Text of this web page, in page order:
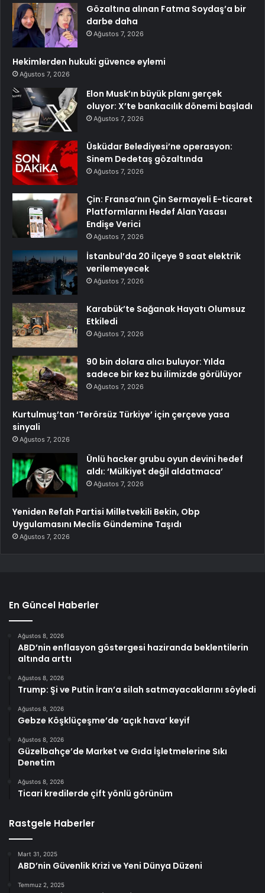
Gözaltına alınan Fatma Soydaş’a bir
darbe daha
Ağustos 7, 2026
Hekimlerden hukuki güvence eylemi
Ağustos 7, 2026
Elon Musk’ın büyük planı gerçek
oluyor: X’te bankacılık dönemi başladı
Ağustos 7, 2026
Üsküdar Belediyesi’ne operasyon:
Sinem Dedetaş gözaltında
Ağustos 7, 2026
Çin: Fransa’nın Çin Sermayeli E-ticaret
Platformlarını Hedef Alan Yasası
Endişe Verici
Ağustos 7, 2026
İstanbul’da 20 ilçeye 9 saat elektrik
verilemeyecek
Ağustos 7, 2026
Karabük’te Sağanak Hayatı Olumsuz
Etkiledi
Ağustos 7, 2026
90 bin dolara alıcı buluyor: Yılda
sadece bir kez bu ilimizde görülüyor
Ağustos 7, 2026
Kurtulmuş’tan ‘Terörsüz Türkiye’ için çerçeve yasa
sinyali
Ağustos 7, 2026
Ünlü hacker grubu oyun devini hedef
aldı: ‘Mülkiyet değil aldatmaca’
Ağustos 7, 2026
Yeniden Refah Partisi Milletvekili Bekin, Obp
Uygulamasını Meclis Gündemine Taşıdı
Ağustos 7, 2026
En Güncel Haberler
Ağustos 8, 2026
ABD’nin enflasyon göstergesi haziranda beklentilerin
altında arttı
Ağustos 8, 2026
Trump: Şi ve Putin İran’a silah satmayacaklarını söyledi
Ağustos 8, 2026
Gebze Köşklüçeşme’de ‘açık hava’ keyif
Ağustos 8, 2026
Güzelbahçe’de Market ve Gıda İşletmelerine Sıkı
Denetim
Ağustos 8, 2026
Ticari kredilerde çift yönlü görünüm
Rastgele Haberler
Mart 31, 2025
ABD’nin Güvenlik Krizi ve Yeni Dünya Düzeni
Temmuz 2, 2025